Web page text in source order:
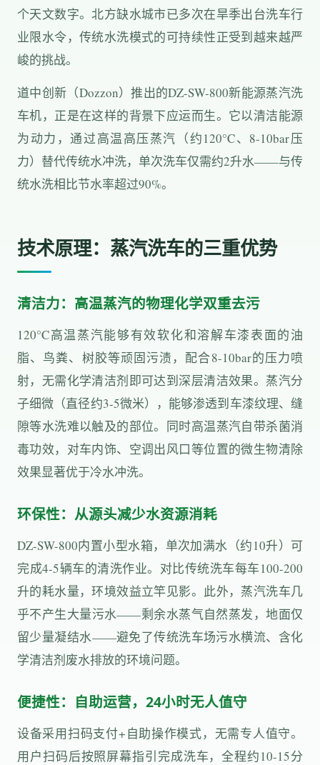
个天文数字。北方缺水城市已多次在旱季出台洗车行
业限水令，传统水洗模式的可持续性正受到越来越严
峻的挑战。
道中创新（Dozzon）推出的DZ-SW-800新能源蒸汽洗
车机，正是在这样的背景下应运而生。它以清洁能源
为动力，通过高温高压蒸汽（约120°C、8-10bar压
力）替代传统水冲洗，单次洗车仅需约2升水——与传
统水洗相比节水率超过90%。
技术原理：蒸汽洗车的三重优势
清洁力：高温蒸汽的物理化学双重去污
120°C高温蒸汽能够有效软化和溶解车漆表面的油
脂、鸟粪、树胶等顽固污渍，配合8-10bar的压力喷
射，无需化学清洁剂即可达到深层清洁效果。蒸汽分
子细微（直径约3-5微米），能够渗透到车漆纹理、缝
隙等水洗难以触及的部位。同时高温蒸汽自带杀菌消
毒功效，对车内饰、空调出风口等位置的微生物清除
效果显著优于冷水冲洗。
环保性：从源头减少水资源消耗
DZ-SW-800内置小型水箱，单次加满水（约10升）可
完成4-5辆车的清洗作业。对比传统洗车每车100-200
升的耗水量，环境效益立竿见影。此外，蒸汽洗车几
乎不产生大量污水——剩余水蒸气自然蒸发，地面仅
留少量凝结水——避免了传统洗车场污水横流、含化
学清洁剂废水排放的环境问题。
便捷性：自助运营，24小时无人值守
设备采用扫码支付+自助操作模式，无需专人值守。
用户扫码后按照屏幕指引完成洗车，全程约10-15分